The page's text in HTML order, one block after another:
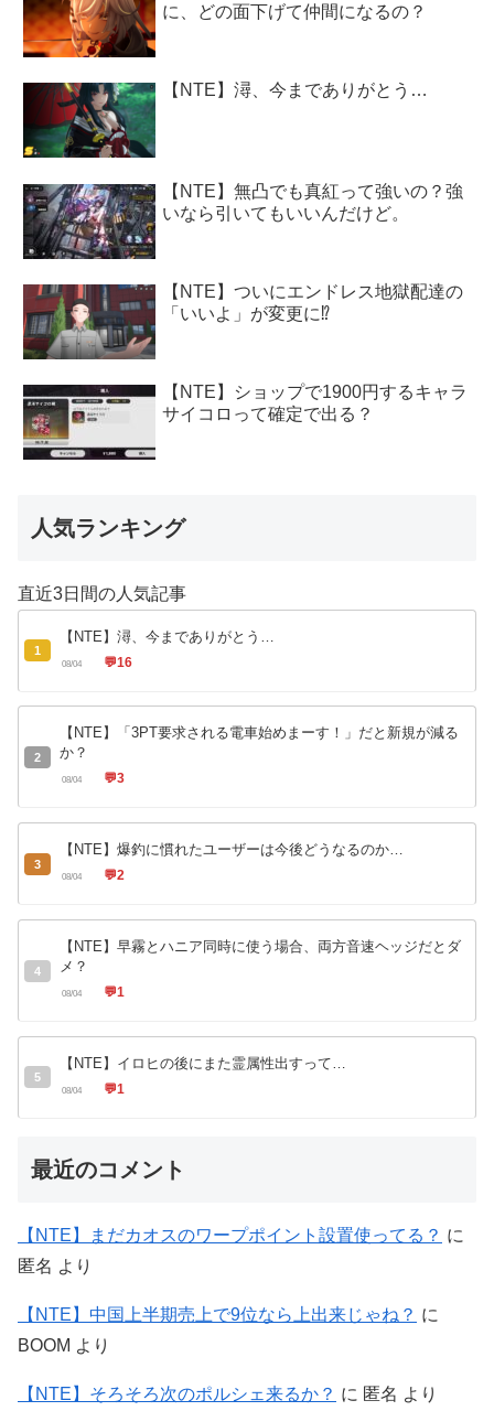
に、どの面下げて仲間になるの？
【NTE】潯、今までありがとう…
【NTE】無凸でも真紅って強いの？強
いなら引いてもいいんだけど。
【NTE】ついにエンドレス地獄配達の
「いいよ」が変更に⁉
【NTE】ショップで1900円するキャラ
サイコロって確定で出る？
人気ランキング
直近3日間の人気記事
1
【NTE】潯、今までありがとう…
08/04 💬16
2
【NTE】「3PT要求される電車始めまーす！」だと新規が減る
か？
08/04 💬3
3
【NTE】爆釣に慣れたユーザーは今後どうなるのか…
08/04 💬2
4
【NTE】早霧とハニア同時に使う場合、両方音速ヘッジだとダ
メ？
08/04 💬1
5
【NTE】イロヒの後にまた霊属性出すって…
08/04 💬1
最近のコメント
【NTE】まだカオスのワープポイント設置使ってる？ に
匿名 より
【NTE】中国上半期売上で9位なら上出来じゃね？ に
BOOM より
【NTE】そろそろ次のポルシェ来るか？ に 匿名 より